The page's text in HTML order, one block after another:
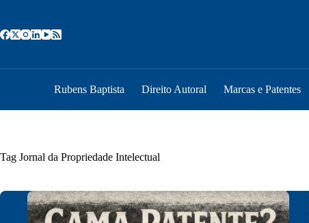
o
conteúdo
Rubens Baptista Direito Autoral Marcas e Patentes
Tag Jornal da Propriedade Intelectual